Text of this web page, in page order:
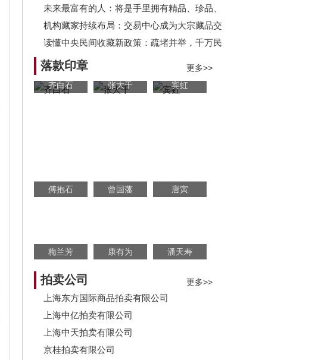
家庭配置
未来最富有的人：将是手里拥有精品、珍品、
极品的那些古玩收藏家！
机构藏家持续布局：交易中心成为大宗藏品交
易阵地
读懂中央民间收藏新政策：疏堵并举，千万民
藏迎来规范化新阶段
落款印章
更多>>
齐白石
张大千 宾虹
傅抱石 曾国藩 唐寅
梅兰芳 康有为 潘天寿
拍卖公司 更多>>
上海东方国际商品拍卖有限公司
上海中亿拍卖有限公司
上海中天拍卖有限公司
京桂拍卖有限公司